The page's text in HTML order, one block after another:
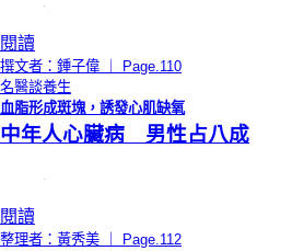
閱讀
撰文者：鍾子偉 ｜ Page.110
名醫談養生
血脂形成斑塊，誘發心肌缺氧
中年人心臟病 男性占八成
閱讀
整理者：黃秀美 ｜ Page.112